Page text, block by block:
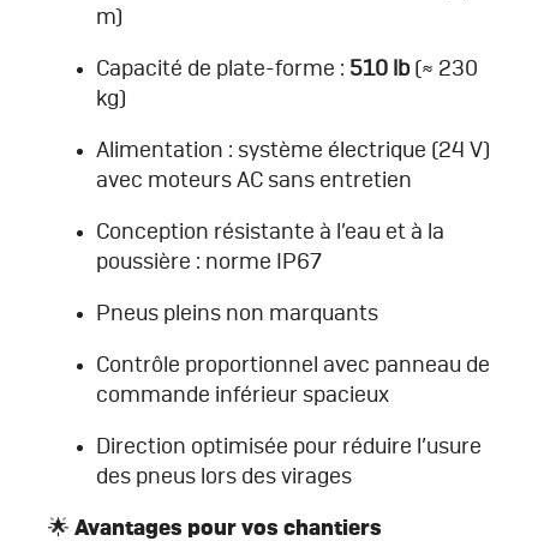
m)
Capacité de plate-forme : 510 lb (≈ 230
kg)
Alimentation : système électrique (24 V)
avec moteurs AC sans entretien
Conception résistante à l’eau et à la
poussière : norme IP67
Pneus pleins non marquants
Contrôle proportionnel avec panneau de
commande inférieur spacieux
Direction optimisée pour réduire l’usure
des pneus lors des virages
🌟 Avantages pour vos chantiers